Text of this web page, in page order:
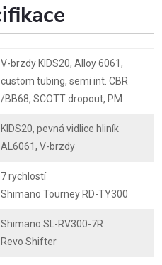
V-brzdy KIDS20, Alloy 6061,
custom tubing, semi int. CBR
/BB68, SCOTT dropout, PM
KIDS20, pevná vidlice hliník
AL6061, V-brzdy
7 rychlostí
Shimano Tourney RD-TY300
Shimano SL-RV300-7R
Revo Shifter